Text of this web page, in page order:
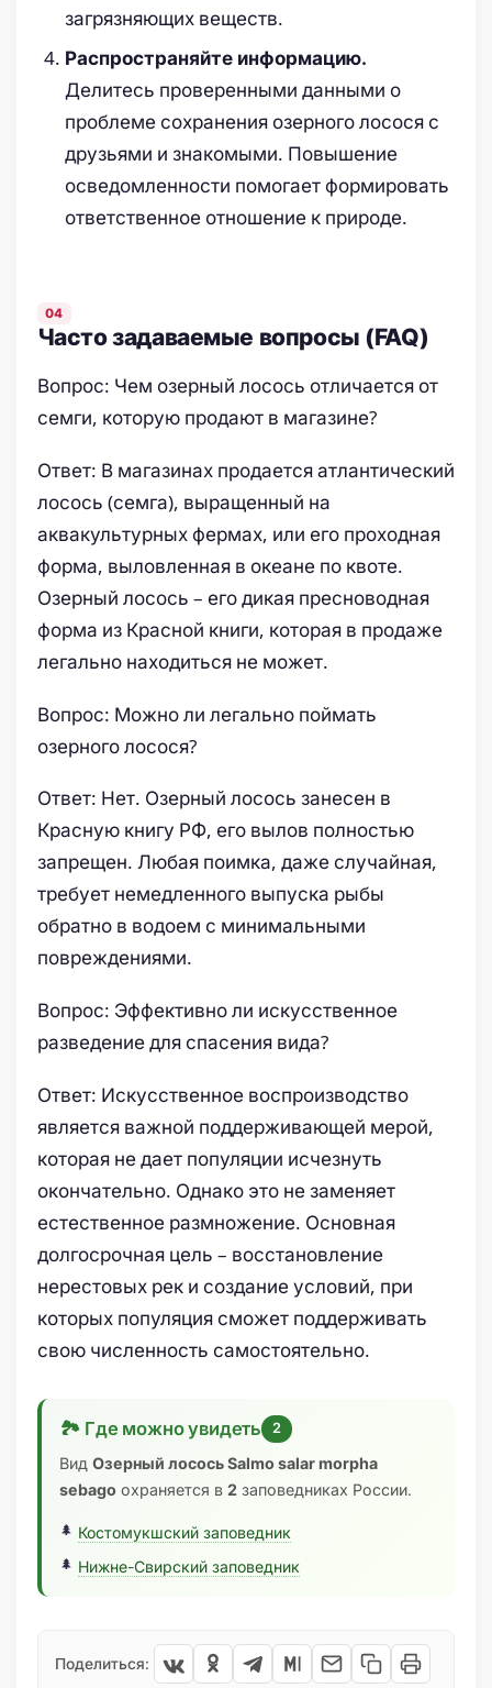
загрязняющих веществ.
Распространяйте информацию.
Делитесь проверенными данными о
проблеме сохранения озерного лосося с
друзьями и знакомыми. Повышение
осведомленности помогает формировать
ответственное отношение к природе.
Часто задаваемые вопросы (FAQ)
Вопрос: Чем озерный лосось отличается от
семги, которую продают в магазине?
Ответ: В магазинах продается атлантический
лосось (семга), выращенный на
аквакультурных фермах, или его проходная
форма, выловленная в океане по квоте.
Озерный лосось – его дикая пресноводная
форма из Красной книги, которая в продаже
легально находиться не может.
Вопрос: Можно ли легально поймать
озерного лосося?
Ответ: Нет. Озерный лосось занесен в
Красную книгу РФ, его вылов полностью
запрещен. Любая поимка, даже случайная,
требует немедленного выпуска рыбы
обратно в водоем с минимальными
повреждениями.
Вопрос: Эффективно ли искусственное
разведение для спасения вида?
Ответ: Искусственное воспроизводство
является важной поддерживающей мерой,
которая не дает популяции исчезнуть
окончательно. Однако это не заменяет
естественное размножение. Основная
долгосрочная цель – восстановление
нерестовых рек и создание условий, при
которых популяция сможет поддерживать
свою численность самостоятельно.
🏞 Где можно увидеть 2
ВидОзерный лосось Salmo salar morpha
sebago охраняется в2 заповедниках России.
Костомукшский заповедник
Нижне-Свирский заповедник
Поделиться: